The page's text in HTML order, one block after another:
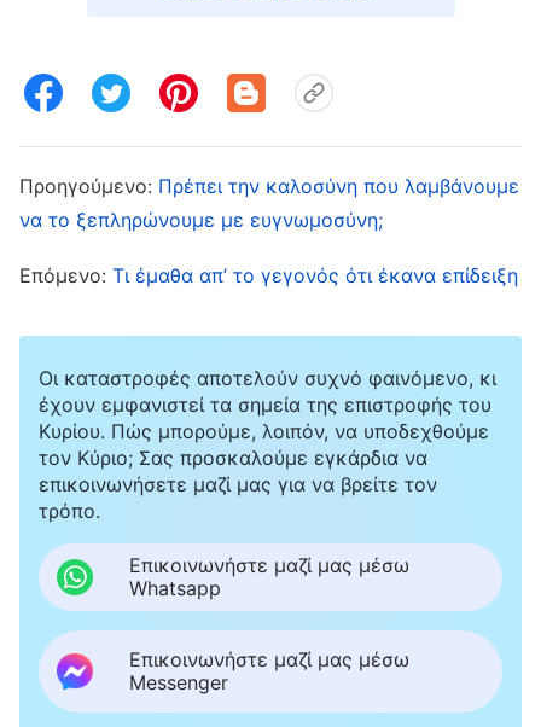
η γλώσσα μου; Δεν μπορώ καν να πω τι έχω
κατάσταση απόγνωσης, και οριοθετούσα τον
εαυτό μου ακόμη περισσότερο: δενόταν η
Γκρίνιαζα, επίσης, επειδή ο Θεός δεν με είχε
καλό επίπεδο. Σταδιακά, μιλούσα όλο και
λιγότερο, και όταν συναθροιζόμασταν ή
συζητούσαμε για το έργο, συχνά μ’ έπιανε
νύστα. Δεν τολμούσα να μιλήσω για
οποιαδήποτε κατάσταση κι αν είχα. Βασικά,
όταν είδα ότι δεν εκπλήρωνα το καθήκον μου
και έκανα τις αδελφές μου να με ρωτούν τι
νιώθω, στενοχωριόμουν, αλλά δεν ήξερα πώς
να βγω από αυτήν την κατάσταση. Τέλος, δεν
ήθελα καν να κάνω κειμενικά καθήκοντα πια,
Προηγούμενο: Πρέπει την καλοσύνη που λαμβάνουμε
να το ξεπληρώνουμε με ευγνωμοσύνη;
Επόμενο: Τι έμαθα απ’ το γεγονός ότι έκανα επίδειξη
Οι καταστροφές αποτελούν συχνό φαινόμενο, κι
έχουν εμφανιστεί τα σημεία της επιστροφής του
Κυρίου. Πώς μπορούμε, λοιπόν, να υποδεχθούμε
τον Κύριο; Σας προσκαλούμε εγκάρδια να
επικοινωνήσετε μαζί μας για να βρείτε τον
τρόπο.
Επικοινωνήστε μαζί μας μέσω
Whatsapp
Επικοινωνήστε μαζί μας μέσω
Messenger